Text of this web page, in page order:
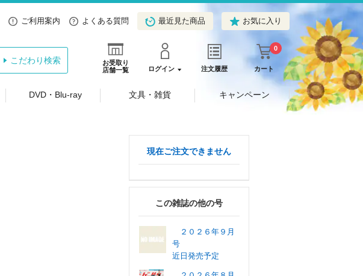
ご利用案内 よくある質問 最近見た商品 お気に入り
お受取り
店舗一覧
ログイン 注文履歴 カート
0
こだわり検索
DVD・Blu-ray 文具・雑貨 キャンペーン
現在ご注文できません
この雑誌の他の号
２０２６年９月
号
近日発売予定